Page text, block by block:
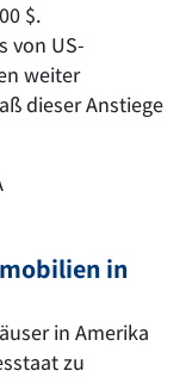
$.
von US-
weiter
dieser Anstiege
in
in Amerika
zu